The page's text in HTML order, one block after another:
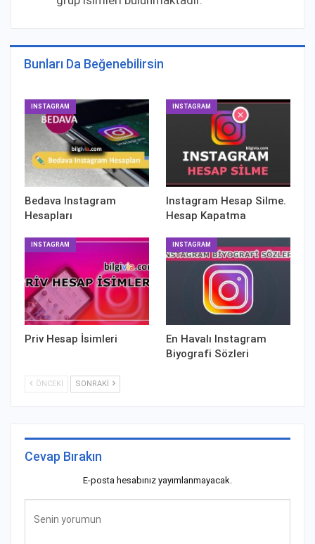
Bunları Da Beğenebilirsin
INSTAGRAM
Bedava Instagram
Hesapları
INSTAGRAM
Instagram Hesap Silme.
Hesap Kapatma
INSTAGRAM
Priv Hesap İsimleri
INSTAGRAM
En Havalı Instagram
Biyografi Sözleri
ÖNCEKI SONRAKI
Cevap Bırakın
E-posta hesabınız yayımlanmayacak.